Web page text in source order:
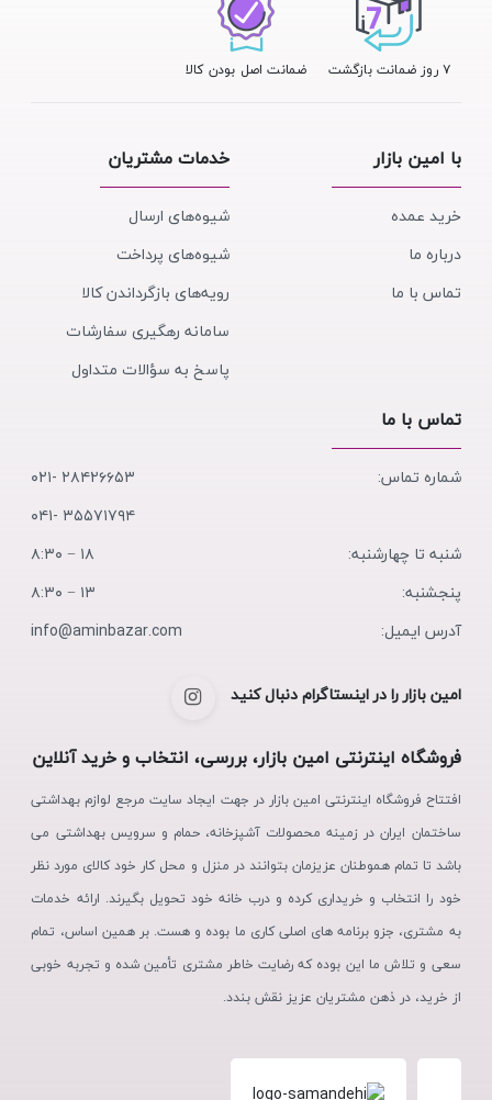
۷ روز ضمانت بازگشت ضمانت اصل بودن کالا
با امین بازار
خرید عمده
درباره ما
تماس با ما
خدمات مشتریان
شیوه‌های ارسال
شیوه‌های پرداخت
رویه‌های بازگرداندن کالا
سامانه رهگیری سفارشات
پاسخ به سؤالات متداول
تماس با ما
شماره تماس:
۲۸۴۲۶۶۵۳ -۰۲۱
۳۵۵۷۱۷۹۴ -۰۴۱
شنبه تا چهارشنبه:
۱۸ − ۸:۳۰
پنجشنبه:
۱۳ − ۸:۳۰
آدرس ایمیل:
info@aminbazar.com
امین بازار را در اینستاگرام دنبال کنید
فروشگاه اینترنتی امین بازار، بررسی، انتخاب و خرید آنلاین
افتتاح فروشگاه اینترنتی امین بازار در جهت ایجاد سایت مرجع لوازم بهداشتی
ساختمان ایران در زمینه محصولات آشپزخانه، حمام و سرویس بهداشتی می
باشد تا تمام هموطنان عزیزمان بتوانند در منزل و محل کار خود کالای مورد نظر
خود را انتخاب و خریداری کرده و درب خانه خود تحویل بگیرند. ارائه خدمات
به مشتری، جزو برنامه های اصلی کاری ما بوده و هست. بر همین اساس، تمام
سعی و تلاش ما این بوده که رضایت خاطر مشتری تأمین شده و تجربه خوبی
از خرید، در ذهن مشتریان عزیز نقش بندد.